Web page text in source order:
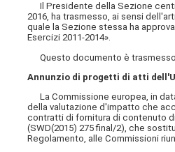
Il Presidente della Sezione
2016, ha trasmesso, ai sensi
quale la Sezione stessa ha
Esercizi 2011-2014».
Questo documento è trasmesso
Annunzio di progetti di atti
La Commissione europea, in
della valutazione d'impatto che
contratti di fornitura di contenuto
(SWD(2015) 275 final/2), che
Regolamento, alle Commissioni